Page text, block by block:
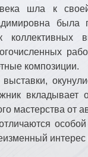
шла к
была
композиции.
вкладывает
мастерства от
интерес